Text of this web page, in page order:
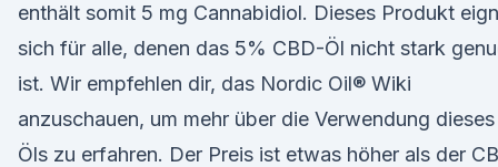
enthält somit 5 mg Cannabidiol. Dieses Produkt
sich für alle, denen das 5% CBD-Öl nicht stark
ist. Wir empfehlen dir, das Nordic Oil® Wiki
anzuschauen, um mehr über die Verwendung dieses
Öls zu erfahren. Der Preis ist etwas höher als der